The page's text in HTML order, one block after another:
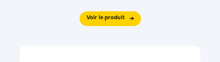
Voir le produit